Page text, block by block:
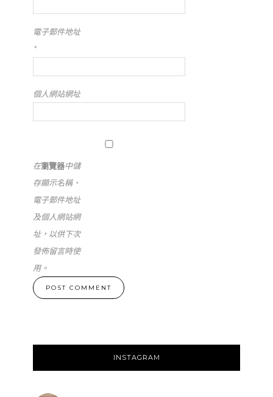
電子郵件地址
*
個人網站網址
在瀏覽器中儲
存顯示名稱、
電子郵件地址
及個人網站網
址，以供下次
發佈留言時使
用。
INSTAGRAM